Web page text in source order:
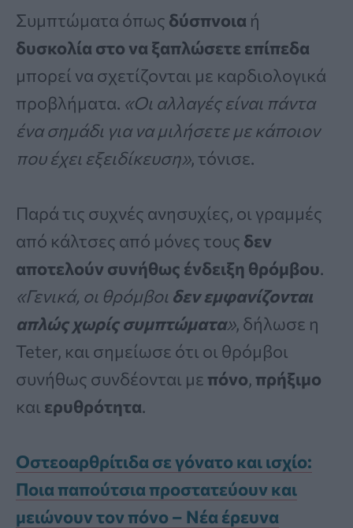
Συμπτώματα όπως δύσπνοια ή
δυσκολία στο να ξαπλώσετε επίπεδα
μπορεί να σχετίζονται με καρδιολογικά
προβλήματα. «Οι αλλαγές είναι πάντα
ένα σημάδι για να μιλήσετε με κάποιον
που έχει εξειδίκευση», τόνισε.
Παρά τις συχνές ανησυχίες, οι γραμμές
από κάλτσες από μόνες τους δεν
αποτελούν συνήθως ένδειξη θρόμβου.
«Γενικά, οι θρόμβοι δεν εμφανίζονται
απλώς χωρίς συμπτώματα», δήλωσε η
Teter, και σημείωσε ότι οι θρόμβοι
συνήθως συνδέονται με πόνο, πρήξιμο
και ερυθρότητα.
Οστεοαρθρίτιδα σε γόνατο και ισχίο:
Ποια παπούτσια προστατεύουν και
μειώνουν τον πόνο – Νέα έρευνα